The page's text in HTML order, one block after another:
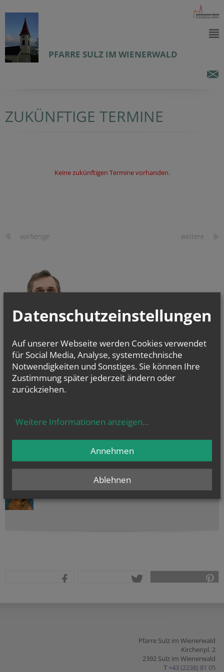
PFARRE SULZ IM WIENERWALD
ZUKÜNFTIGE TERMINE
Keine zukünftigen Termine vorhanden.
vorherige weitere
GRÜNWIDL
Mt 17, 1–9 Fest der Verklärung des Herrn
Er wurde vor ihnen verwandelt; sein Gesicht leuchtete wie die Sonne
Hl. Felicissimus und hl. Agapitus, Hl. Gezelinus (Gozelin), Hl.
Gilbert, Hl....
Pfarre Sulz im Wienerwald
Kirchenpl. 2
2392 Sulz im Wienerwald
T +43 (2238) 81 05
Datenschutzeinstellungen
Auf unserer Webseite werden Cookies verwendet
für Social Media, Analyse, systemtechnische
Notwendigkeiten und Sonstiges. Sie können Ihre
Zustimmung später jederzeit ändern oder
zurückziehen.
Weitere Informationen anzeigen...
Ablehnen
Annehmen